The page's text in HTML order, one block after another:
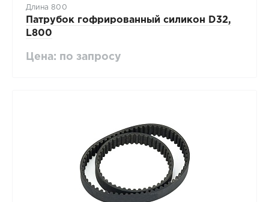
Длина 800
Патрубок гофрированный силикон D32,
L800
Цена: по запросу